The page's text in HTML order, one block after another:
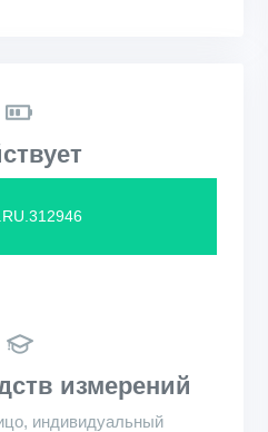
измерений
индивидуальный